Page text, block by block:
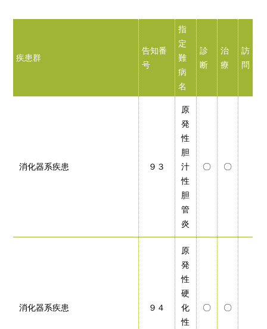
疾患群
告知番
号
指
定
難
病
名
診
断
治
療
訪
問
消化器系疾患 ９３
原
発
性
胆
汁
性
胆
管
炎
〇 〇
消化器系疾患 ９４
原
発
性
硬
化
性
〇 〇